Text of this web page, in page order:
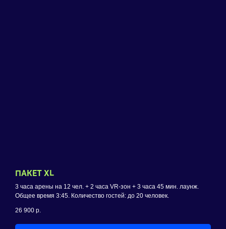
ПАКЕТ XL
3 часа арены на 12 чел. + 2 часа VR-зон + 3 часа 45 мин. лаунж.
Общее время 3:45. Количество гостей: до 20 человек.
26 900 р.